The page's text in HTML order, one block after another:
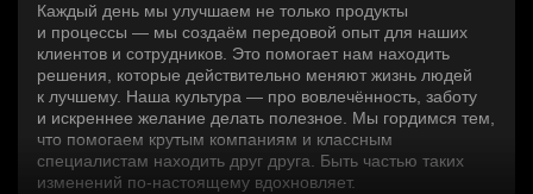
Каждый день мы улучшаем не только продукты
и процессы — мы создаём передовой опыт для наших
клиентов и сотрудников. Это помогает нам находить
решения, которые действительно меняют жизнь людей
к лучшему. Наша культура — про вовлечённость, заботу
и искреннее желание делать полезное. Мы гордимся тем,
что помогаем крутым компаниям и классным
специалистам находить друг друга. Быть частью таких
изменений по‑настоящему вдохновляет.